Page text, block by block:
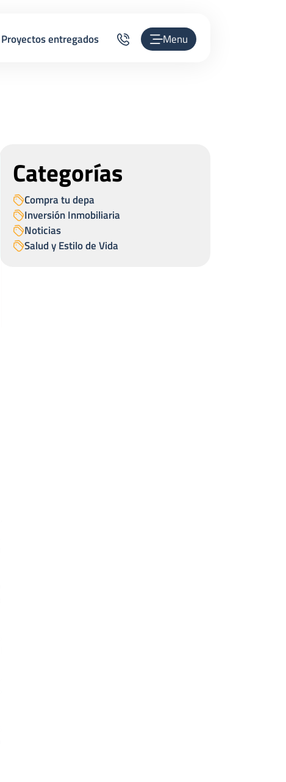
Proyectos entregados Menu
Categorías
Compra tu depa
Inversión Inmobiliaria
Noticias
Salud y Estilo de Vida